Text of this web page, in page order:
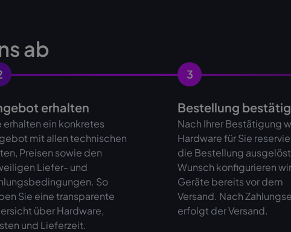
ab
erhalten
erhalten ein konkretes
mit allen technischen
Preisen sowie den
Liefer- und
So
Sie eine transparente
über Hardware,
und Lieferzeit.
3
Bestellung
Nach Ihrer Bestätigung
Hardware für Sie
die Bestellung
Wunsch konfigurieren
Geräte bereits vor dem
Versand. Nach
erfolgt der Versand.